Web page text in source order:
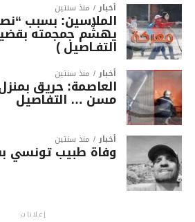
أخبار منذ سنتين
الملاسين: بسبب
يهشّم جمجمته
التفـاصيل )
أخبار منذ سنتين
العاصمة: حريق
مسن … التفاصيل
أخبار منذ سنتين
وفاة طبيب تونسي
إعلانات